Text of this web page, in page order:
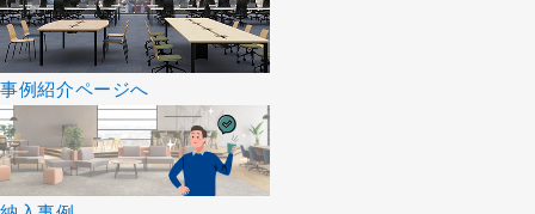
事例紹介ページへ